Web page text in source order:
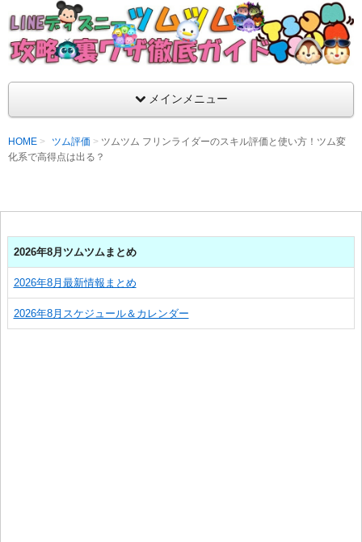
LINEディズニー ツムツム攻略・裏ワザ徹底
支持率No1！痒いところに手が届くツムツム攻略サイト！新ツ
ラ評価も丁寧に解説！ツムツムを120％楽しめるサイトを目指し
メインメニュー
HOME ツム評価
ツムツム フリンライダーのスキル評価と使い方！ツム変
化系で高得点は出る？
2026年8月ツムツムまとめ
2026年8月最新情報まとめ
2026年8月スケジュール＆カレンダー